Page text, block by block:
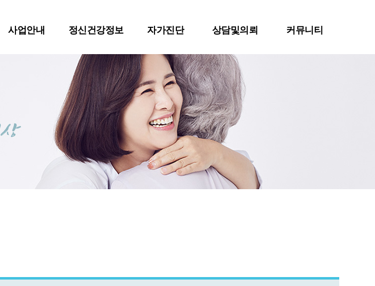
사업안내 정신건강정보 자가진단 상담및의뢰 커뮤니티